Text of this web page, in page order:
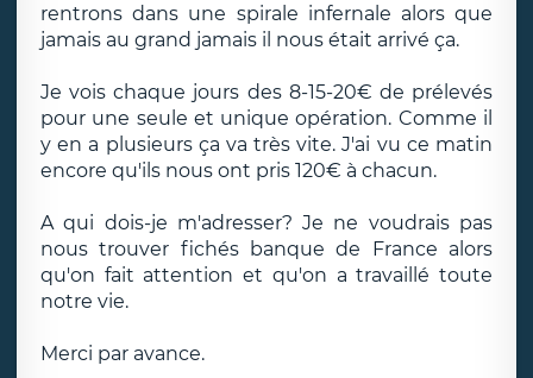
rentrons dans une spirale infernale alors que
jamais au grand jamais il nous était arrivé ça.
Je vois chaque jours des 8-15-20€ de prélevés
pour une seule et unique opération. Comme il
y en a plusieurs ça va très vite. J'ai vu ce matin
encore qu'ils nous ont pris 120€ à chacun.
A qui dois-je m'adresser? Je ne voudrais pas
nous trouver fichés banque de France alors
qu'on fait attention et qu'on a travaillé toute
notre vie.
Merci par avance.